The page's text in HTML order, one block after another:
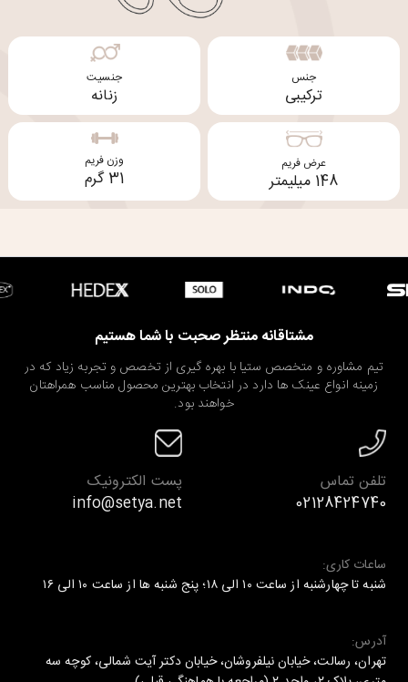
جنس
ترکیبی
جنسیت
زنانه
عرض فریم
148 میلیمتر
وزن فریم
31 گرم
مشتاقانه منتظر صحبت با شما هستیم
تیم مشاوره و متخصص ستیا با بهره گیری از تخصص و تجربه زیاد که در
زمینه انواع عینک ها دارد در انتخاب بهترین محصول مناسب همراهتان
خواهند بود.
تلفن تماس
02128424740
پست الکترونیک
info@setya.net
ساعات کاری:
شنبه تا چهارشنبه از ساعت ۱۰ الی ۱۸؛ پنج شنبه ها از ساعت ۱۰ الی ۱۶
آدرس:
تهران، رسالت، خیابان نیلفروشان، خیابان دکتر آیت شمالی، کوچه سه